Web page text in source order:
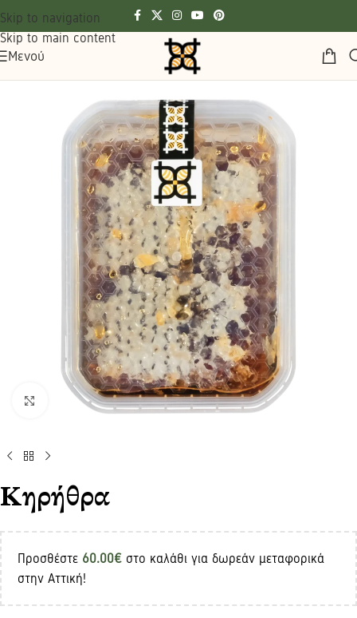
Skip to navigation
Skip to main content
Μενού
Click to enlarge
Κηρήθρα
Προσθέστε 60.00€ στο καλάθι για δωρεάν μεταφορικά
στην Αττική!